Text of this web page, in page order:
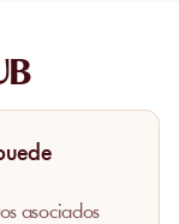
asociados